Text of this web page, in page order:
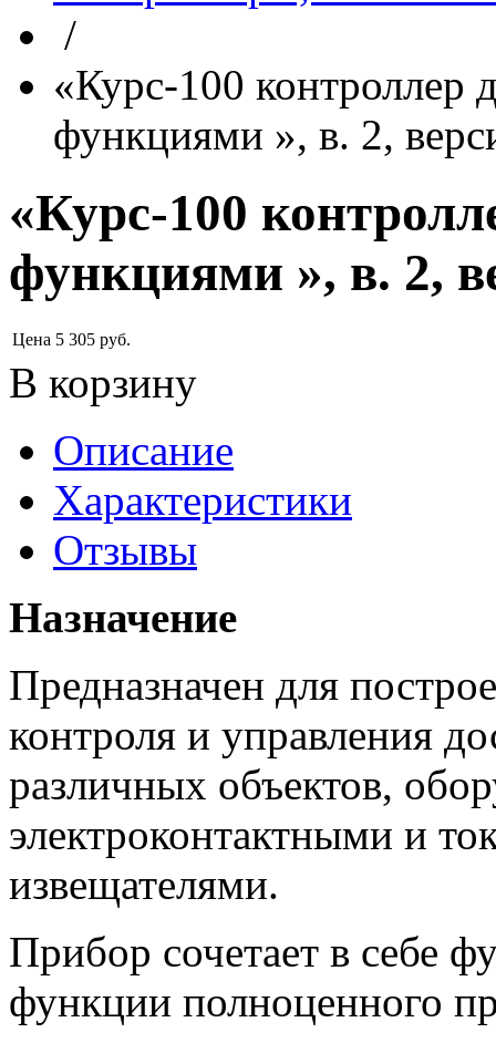
/
«Курс-100 контроллер
функциями », в. 2,
«Курс-100
функциями », в. 2,
Цена 5 305 руб.
В корзину
Описание
Характеристики
Отзывы
Назначение
Предназначен для
контроля и управления
различных объектов,
электроконтактными и
извещателями.
Прибор сочетает в себе
функции полноценного